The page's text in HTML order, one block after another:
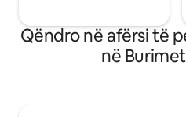
Qëndro në afërsi të
në